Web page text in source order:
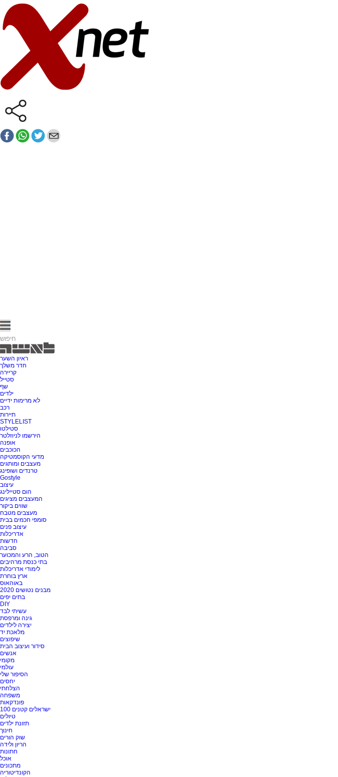
ראיון השער
חדר משלך
קריירה
סטייל
שף
ילדים
לא מרימות ידיים
רכב
תיירות
STYLELIST
סטילטו
הירשמו לניוזלטר
אופנה
הכוכבים
מדעי הקוסמטיקה
מעצבים ומותגים
טרנדים ושופינג
Gostyle
עיצוב
הום סטיילינג
המעצבים מציגים
שווים ביקור
מעצבים מטבח
סומפי חכמים בבית
עיצוב פנים
אדריכלות
חדשות
סביבה
הטוב, הרע והמכוער
בתי כנסת מרהיבים
לימודי אדריכלות
ארץ בוחרת
באוהאוס
מבנים נטושים 2020
בתים יפים
DIY
עשיתי לבד
גינה ומרפסת
יצירה לילדים
מלאכת יד
שיפוצים
סידור ועיצוב הבית
אנשים
מקומי
עולמי
הסיפור שלי
יחסים
הצלחתי
משפחה
פונדקאות
100 ישראלים קטנים
טיולים
תזונת ילדים
חינוך
שוק הורים
הריון ולידה
חתונות
אוכל
מתכונים
הקונדיטוריה